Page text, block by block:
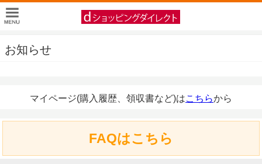
お知らせ
マイページ(購入履歴、領収書など)はこちらから
FAQはこちら